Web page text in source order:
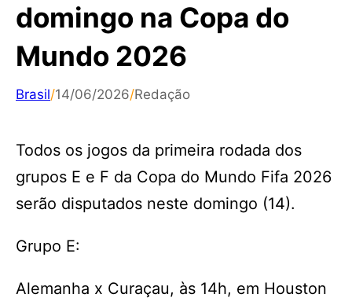
domingo na Copa do
Mundo 2026
Brasil/14/06/2026/Redação
Todos os jogos da primeira rodada dos
grupos E e F da Copa do Mundo Fifa 2026
serão disputados neste domingo (14).
Grupo E:
Alemanha x Curaçau, às 14h, em Houston